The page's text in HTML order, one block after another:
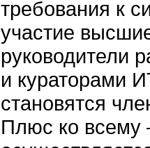
требования к
участие
руководители
и кураторами
становятся
Плюс ко всему